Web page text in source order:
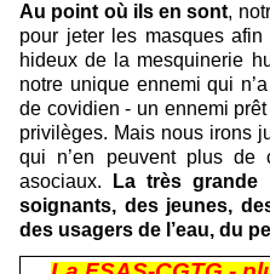
Au point où ils en sont,
pour jeter les masques afin
hideux de la mesquinerie
notre unique ennemi qui
de covidien - un ennemi
privilèges. Mais nous irons
qui n’en peuvent plus de
asociaux.
La très grande
soignants, des jeunes,
des usagers de l’eau, du